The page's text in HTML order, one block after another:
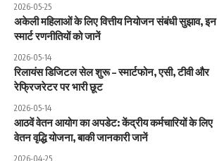
2026-05-25
अकेली महिलाओं के लिए वित्तीय नियोजन संबंधी सुझाव, इन
स्मार्ट रणनीतियों को जानें
2026-05-14
रिलायंस डिजिटल सेल शुरू – स्मार्टफोन, एसी, टीवी और
रेफ्रिजरेटर पर भारी छूट
2026-05-14
आठवें वेतन आयोग का अपडेट: केंद्रीय कर्मचारियों के लिए
वेतन वृद्धि योजना, बाकी जानकारी जानें
2026-04-25